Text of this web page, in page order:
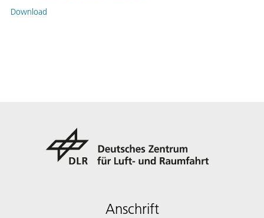
Download
Anschrift